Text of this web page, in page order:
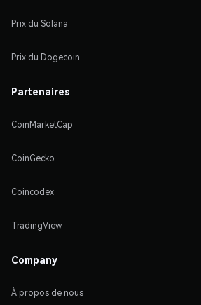
Prix du Solana
Prix du Dogecoin
Partenaires
CoinMarketCap
CoinGecko
Coincodex
TradingView
Company
À propos de nous